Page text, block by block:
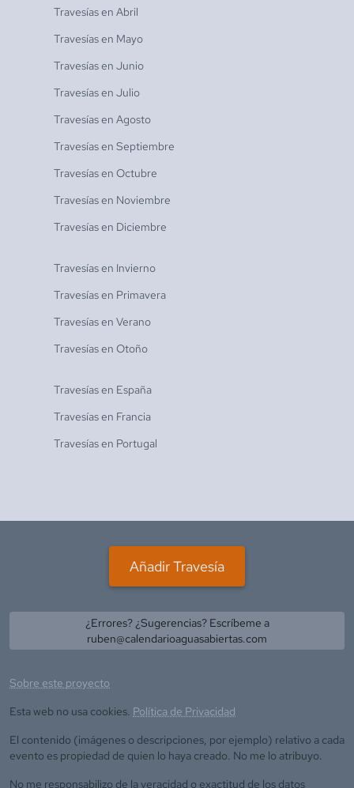
Travesías en Abril
Travesías en Mayo
Travesías en Junio
Travesías en Julio
Travesías en Agosto
Travesías en Septiembre
Travesías en Octubre
Travesías en Noviembre
Travesías en Diciembre
Travesías en Invierno
Travesías en Primavera
Travesías en Verano
Travesías en Otoño
Travesías en España
Travesías en Francia
Travesías en Portugal
Añadir Travesía
¿Errores? ¿Sugerencias? Escríbeme a
ruben@calendarioaguasabiertas.com
Sobre este proyecto
Esta web no usa cookies. Política de Privacidad
El contenido (imágenes o descripciones, por ejemplo) relativo a cada
evento es propiedad de quien lo haya creado. No me lo atribuyo.
No me responsabilizo de la veracidad o exactitud de los datos